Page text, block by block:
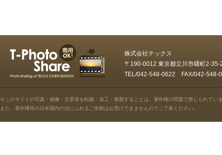
株式会社テックス
〒190-0012 東京都立川市曙町2-
TEL/042-548-0622 FAX/042-548-
※このサイトの写真・画像・文章等を転載・加工・複製することは、著作権の問題で禁じられてい
また、著作権等の日本国内の法にふれるご依頼はお受けできませんのでご了承ください。